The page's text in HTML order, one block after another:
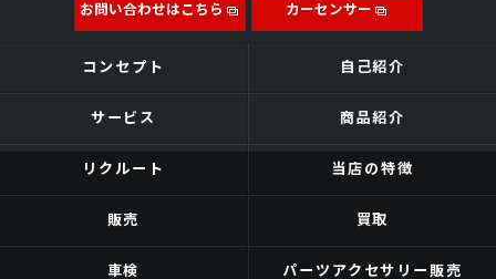
お問い合わせはこちら カーセンサー
コンセプト 自己紹介
サービス 商品紹介
リクルート 当店の特徴
販売 買取
車検 パーツアクセサリー販売